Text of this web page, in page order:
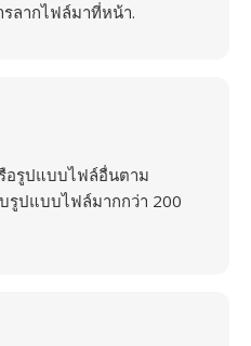
รลากไฟล์มาที่หน้า.
อรูปแบบไฟล์อื่นตาม
รูปแบบไฟล์มากกว่า 200